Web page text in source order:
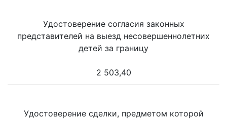
Удостоверение согласия законных
представителей на выезд несовершеннолетних
детей за границу
2 503,40
Удостоверение сделки, предметом которой